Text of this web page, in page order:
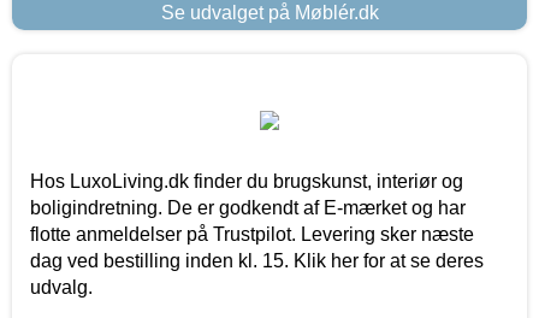
Se udvalget på Møblér.dk
Hos LuxoLiving.dk finder du brugskunst, interiør og
boligindretning. De er godkendt af E-mærket og har
flotte anmeldelser på Trustpilot. Levering sker næste
dag ved bestilling inden kl. 15. Klik her for at se deres
udvalg.